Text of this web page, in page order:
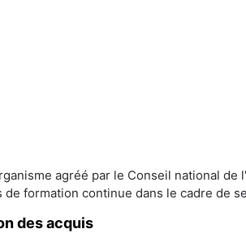
agréé par le Conseil national
formation continue dans le cadre de
des acquis